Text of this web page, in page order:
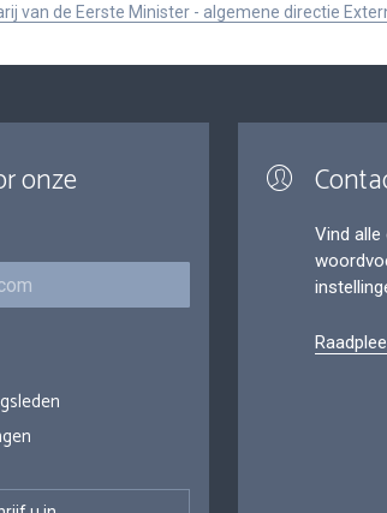
van de Eerste Minister - algemene directie
onze
Vind